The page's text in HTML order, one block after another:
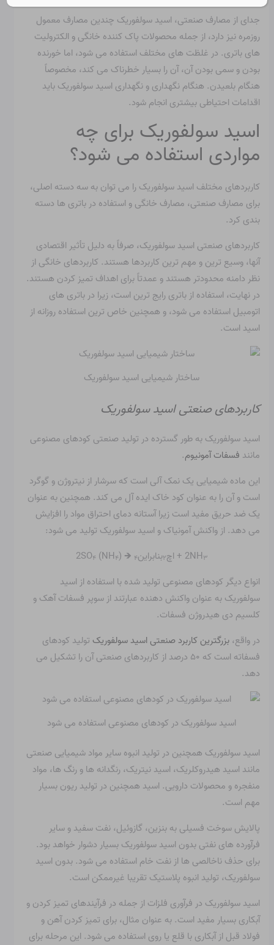
جدای از مصارف صنعتی، اسید سولفوریک چندین مصارف معمول
روزمره نیز دارد، از جمله محصولات پاک کننده خانگی و الکترولیت
های باتری. در غلظت های مختلف استفاده می شود، اما خورنده
بودن و سمی بودن آن، آن را بسیار خطرناک می کند، مخصوصاً
هنگام بلعیدن. هنگام نگهداری و نگهداری اسید سولفوریک باید
اقدامات احتیاطی بیشتری انجام شود.
اسید سولفوریک برای چه
مواردی استفاده می شود؟
کاربردهای مختلف اسید سولفوریک را می توان به سه دسته اصلی،
برای مصارف صنعتی، مصارف خانگی و استفاده در باتری ها دسته
بندی کرد.
کاربردهای صنعتی اسید سولفوریک، صرفاً به دلیل تأثیر اقتصادی
آنها، وسیع ترین و مهم ترین کاربردها هستند. کاربردهای خانگی از
نظر دامنه محدودتر هستند و عمدتاً برای اهداف تمیز کردن هستند.
در نهایت، استفاده از باتری رایج ترین است، زیرا در باتری های
اتومبیل استفاده می شود، و همچنین خاص ترین استفاده روزانه از
اسید است.
ساختار شیمیایی اسید سولفوریک
کاربردهای صنعتی اسید سولفوریک
اسید سولفوریک به طور گسترده در تولید صنعتی کودهای مصنوعی
مانند فسفات آمونیوم.
این ماده شیمیایی یک نمک آلی است که سرشار از نیتروژن و گوگرد
است و آن را به عنوان کود خاک ایده آل می کند. همچنین به عنوان
یک ضد حریق مفید است زیرا آستانه دمای احتراق مواد را افزایش
می دهد. از واکنش آمونیاک و اسید سولفوریک تولید می شود:
2NH۳ + اچ۲بنابراین۴ 🡺
(NH۴ ) 2SO۴
انواع دیگر کودهای مصنوعی تولید شده با استفاده از اسید
سولفوریک به عنوان واکنش دهنده عبارتند از سوپر فسفات آهک و
کلسیم دی هیدروژن فسفات.
در واقع،بزرگترین کاربرد صنعتی اسید سولفوریک تولید کودهای
فسفاته است که ۵۰ درصد از کاربردهای صنعتی آن را تشکیل می
دهد.
اسید سولفوریک در کودهای مصنوعی استفاده می شود
اسید سولفوریک همچنین در تولید انبوه سایر مواد شیمیایی صنعتی
مانند اسید هیدروکلریک، اسید نیتریک، رنگدانه ها و رنگ ها، مواد
منفجره و محصولات دارویی. اسید همچنین در تولید ریون بسیار
مهم است.
پالایش سوخت فسیلی به بنزین، گازوئیل، نفت سفید و سایر
فرآورده های نفتی بدون اسید سولفوریک بسیار دشوار خواهد بود.
برای حذف ناخالصی ها از نفت خام استفاده می شود. بدون اسید
سولفوریک، تولید انبوه پلاستیک تقریبا غیرممکن است.
اسید سولفوریک در فرآوری فلزات از جمله در فرآیندهای تمیز کردن و
آبکاری بسیار مفید است. به عنوان مثال، برای تمیز کردن آهن و
فولاد قبل از آبکاری با قلع یا روی استفاده می شود. این مرحله برای